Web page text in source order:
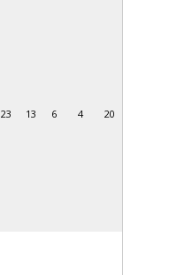
23 13 6 4 20